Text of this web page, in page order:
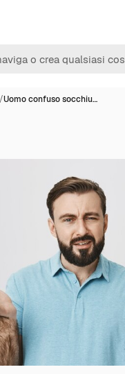
/Uomo confuso socchiu…